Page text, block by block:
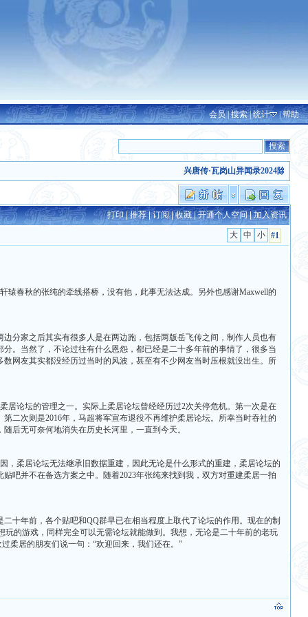
会员|搜索|统计 |帮助
兴唐传·瓦岗山异闻录2024除夕版发布
打印|推荐|订阅|收藏|开通个人空间|加入资讯
#1
辕春秋的张纯的牵线搭桥，没有他，此事无法达成。另外也感谢Maxwell的
分家之后其实有很多人是在两边跑，包括两版岳飞传之间，制作人员也有
。当然了，不论过往有什么恩怨，都已经是二十多年前的事情了，很多当
网友其实都没经历过当时的风波，甚至有不少网友当时压根就没出生。所
居论坛的管理之一。实际上柔居论坛曾经经历过2次关停危机。第一次是在
二次则是2016年，马超将军宣布退役不再维护柔居论坛。所幸当时吞社的
后无可奈何地消失在历史长河里，一直到今天。
柔居论坛无法继承旧数据重建，因此无论是什么形式的重建，柔居论坛的
吧并不在备选方案之中。随着2023年张纯来找到我，双方对重建柔居一拍
十年前，各个贴吧和QQ群早已在相当程度上取代了论坛的作用。现在的制
的游戏，同样完全可以无需论坛就能做到。我想，无论是二十年前的老玩
柔居的朋友们说一句：“欢迎回来，我们还在。”